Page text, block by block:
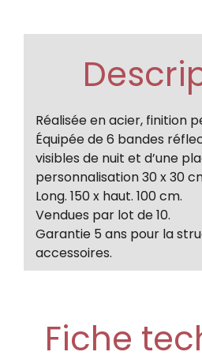
Réalisée en acier, finition
Équipée de 6 bandes
visibles de nuit et d’une
personnalisation 30 x 30
Long. 150 x haut. 100 cm.
Vendues par lot de 10.
Garantie 5 ans pour la
accessoires.
Fiche